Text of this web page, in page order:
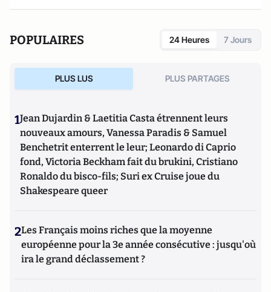
POPULAIRES 24 Heures 7 Jours
PLUS LUS PLUS PARTAGES
1Jean Dujardin & Laetitia Casta étrennent leurs
nouveaux amours, Vanessa Paradis & Samuel
Benchetrit enterrent le leur; Leonardo di Caprio
fond, Victoria Beckham fait du brukini, Cristiano
Ronaldo du bisco-fils; Suri ex Cruise joue du
Shakespeare queer
2Les Français moins riches que la moyenne
européenne pour la 3e année consécutive : jusqu'où
ira le grand déclassement ?